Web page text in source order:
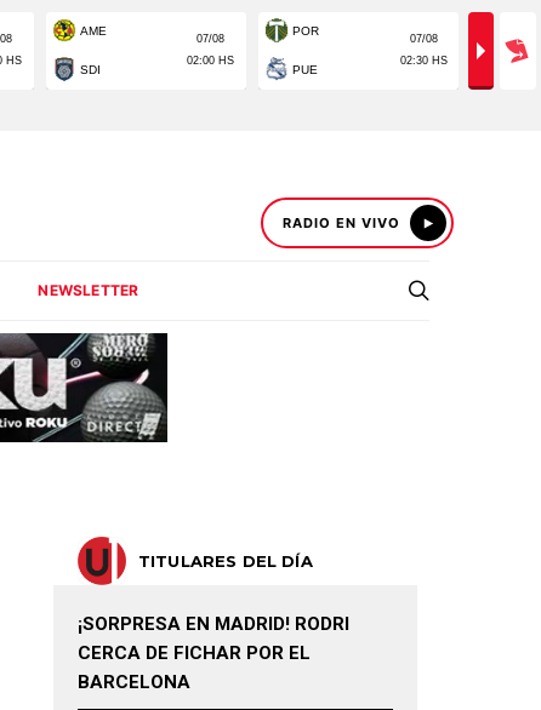
RADIO EN VIVO
NEWSLETTER
TITULARES DEL DÍA
¡SORPRESA EN MADRID! RODRI
CERCA DE FICHAR POR EL
BARCELONA